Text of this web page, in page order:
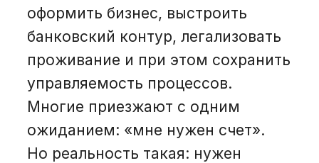
оформить бизнес, выстроить
банковский контур, легализовать
проживание и при этом сохранить
управляемость процессов.
Многие приезжают с одним
ожиданием: «мне нужен счет».
Но реальность такая: нужен